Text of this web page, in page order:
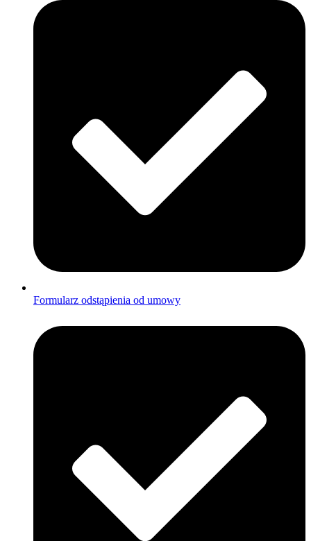
Formularz odstąpienia od umowy